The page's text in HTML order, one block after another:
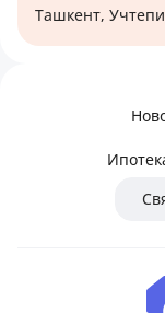
Ташкент,